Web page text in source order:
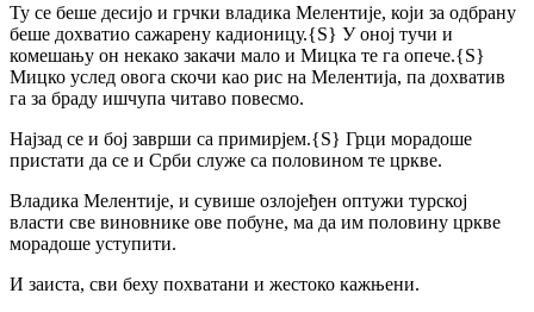
Ту се беше десијо и грчки владика Мелентије, који за одбрану
беше дохватио сажарену кадионицу.{S} У оној тучи и
комешању он некако закачи мало и Мицка те га опече.{S}
Мицко услед овога скочи као рис на Мелентија, па дохватив
га за браду ишчупа читаво повесмо.
Најзад се и бој заврши са примирјем.{S} Грци морадоше
пристати да се и Срби служе са половином те цркве.
Владика Мелентије, и сувише озлојеђен оптужи турској
власти све виновнике ове побуне, ма да им половину цркве
морадоше уступити.
И заиста, сви беху похватани и жестоко кажњени.